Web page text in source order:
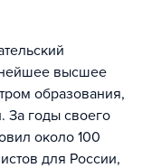
высшее
образования,
За годы своего
около 100
для России,